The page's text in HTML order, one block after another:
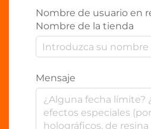
Nombre de usuario en
Nombre de la tienda
Mensaje